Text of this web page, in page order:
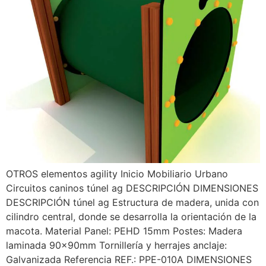
OTROS elementos agility Inicio Mobiliario Urbano
Circuitos caninos túnel ag DESCRIPCIÓN DIMENSIONES
DESCRIPCIÓN túnel ag Estructura de madera, unida con
cilindro central, donde se desarrolla la orientación de la
macota. Material Panel: PEHD 15mm Postes: Madera
laminada 90x90mm Tornillería y herrajes anclaje:
Galvanizada Referencia REF.: PPE-010A DIMENSIONES